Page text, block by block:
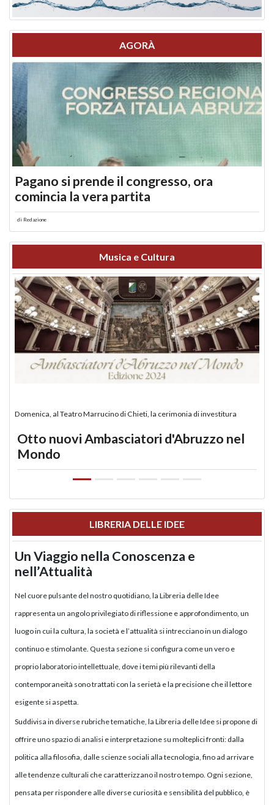
AGORÀ
Pagano si prende il congresso, ora
comincia la vera partita
di Redazione
Musica e Cultura
Domenica, al Teatro Marrucino di Chieti, la cerimonia di investitura
Otto nuovi Ambasciatori d'Abruzzo nel
Mondo
LIBRERIA DELLE IDEE
Un Viaggio nella Conoscenza e
nell’Attualità
Nel cuore pulsante del nostro quotidiano, la Libreria delle Idee
rappresenta un angolo privilegiato di riflessione e approfondimento, un
luogo in cui la cultura, la società e l’attualità si intrecciano in un dialogo
continuo e stimolante. Questa sezione si configura come un vero e
proprio laboratorio intellettuale, dove i temi più rilevanti della
contemporaneità sono trattati con la serietà e la precisione che il lettore
esigente si aspetta.
Suddivisa in diverse rubriche tematiche, la Libreria delle Idee si propone di
offrire uno spazio di analisi e interpretazione su molteplici fronti: dalla
politica alla filosofia, dalle scienze sociali alla tecnologia, fino ad arrivare
alle tendenze culturali che caratterizzano il nostro tempo. Ogni sezione,
pensata per rispondere alle diverse curiosità e sensibilità del pubblico, è